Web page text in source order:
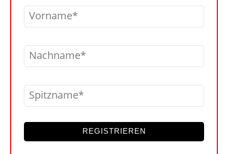
Vorname
Nachname
Spitzname
REGISTRIEREN